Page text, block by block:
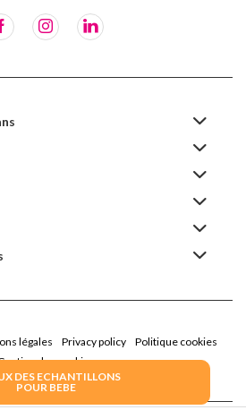
DES ECHANTILLONS
POUR BEBE
légales Privacy policy
Politique cookies
des cookies